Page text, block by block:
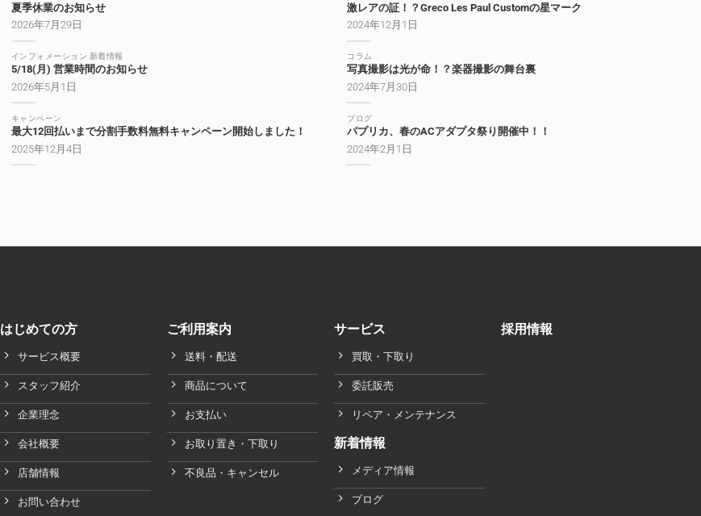
夏季休業のお知らせ
2026年7月29日
インフォメーション 新着情報
5/18(月) 営業時間のお知らせ
2026年5月1日
キャンペーン
最大12回払いまで分割手数料無料キャンペーン開始しました！
2025年12月4日
激レアの証！？Greco Les Paul Customの星マーク
2024年12月1日
コラム
写真撮影は光が命！？楽器撮影の舞台裏
2024年7月30日
ブログ
パプリカ、春のACアダプタ祭り開催中！！
2024年2月1日
はじめての方
サービス概要
スタッフ紹介
企業理念
会社概要
店舗情報
お問い合わせ
ご利用案内
送料・配送
商品について
お支払い
お取り置き・下取り
不良品・キャンセル
サービス
買取・下取り
委託販売
リペア・メンテナンス
新着情報
メディア情報
ブログ
採用情報